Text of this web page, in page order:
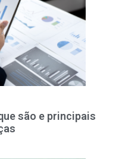
são e principais